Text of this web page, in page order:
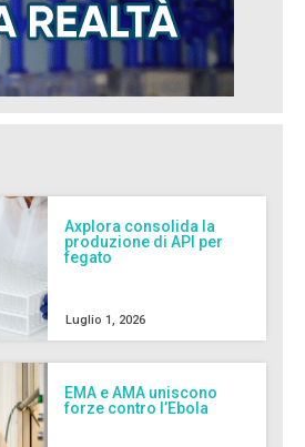
Axplora consolida la
produzione di API per
fegato
Luglio 1, 2026
EMA e AMA uniscono
forze contro l’Ebola